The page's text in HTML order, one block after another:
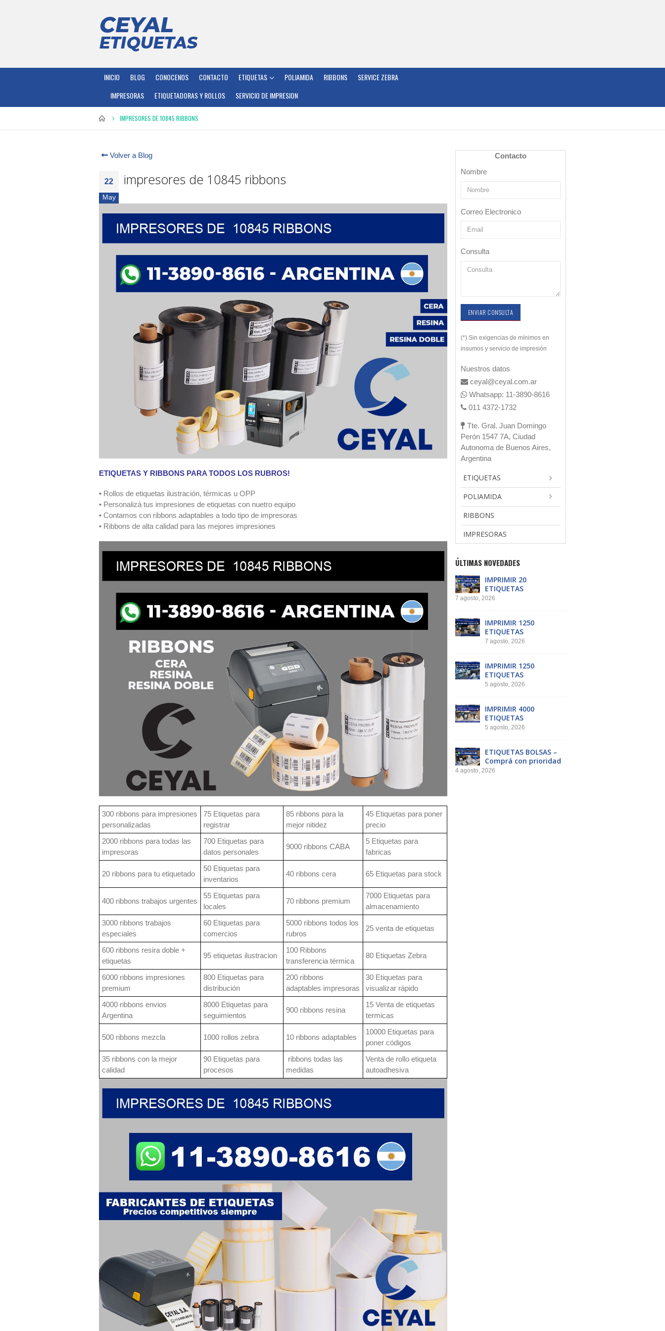
INICIO BLOG CONOCENOS CONTACTO ETIQUETAS POLIAMIDA RIBBONS
SERVICE ZEBRA
IMPRESORAS
ETIQUETADORAS Y ROLLOS SERVICIO DE IMPRESION
IMPRESORES DE 10845 RIBBONS
Volver a Blog
22
May
impresores de 10845 ribbons
ETIQUETAS Y RIBBONS PARA TODOS LOS RUBROS!
• Rollos de etiquetas ilustración, térmicas u OPP
• Personalizá tus impresiones de etiquetas con nuetro equipo
• Contamos con ribbons adaptables a todo tipo de impresoras
• Ribbons de alta calidad para las mejores impresiones
300 ribbons para impresiones
personalizadas
75 Etiquetas para
registrar
85 ribbons para la
mejor nitidez
45 Etiquetas para poner
precio
2000 ribbons para todas las
impresoras
700 Etiquetas para
datos personales
9000 ribbons CABA
5 Etiquetas para
fabricas
20 ribbons para tu etiquetado
50 Etiquetas para
inventarios
40 ribbons cera 65 Etiquetas para stock
400 ribbons trabajos urgentes
55 Etiquetas para
locales
70 ribbons premium
7000 Etiquetas para
almacenamiento
3000 ribbons trabajos
especiales
60 Etiquetas para
comercios
5000 ribbons todos los
rubros
25 venta de etiquetas
600 ribbons resira doble +
etiquetas
95 etiquetas ilustracion
100 Ribbons
transferencia térmica
80 Etiquetas Zebra
6000 ribbons impresiones
premium
800 Etiquetas para
distribución
200 ribbons
adaptables impresoras
30 Etiquetas para
visualizar rápido
4000 ribbons envios
Argentina
8000 Etiquetas para
seguimientos
900 ribbons resina
15 Venta de etiquetas
termicas
500 ribbons mezcla 1000 rollos zebra 10 ribbons adaptables
10000 Etiquetas para
poner códigos
35 ribbons con la mejor
calidad
90 Etiquetas para
procesos
ribbons todas las
medidas
Venta de rollo etiqueta
autoadhesiva
Contacto
Nombre
Correo Electronico
Consulta
ENVIAR CONSULTA
(*) Sin exigencias de mínimos en
insumos y servicio de impresión
Nuestros datos
ceyal@ceyal.com.ar
Whatsapp: 11-3890-8616
011 4372-1732
Tte. Gral. Juan Domingo
Perón 1547 7A, Ciudad
Autonoma de Buenos Aires,
Argentina
ETIQUETAS
POLIAMIDA
RIBBONS
IMPRESORAS
ÚLTIMAS NOVEDADES
IMPRIMIR 20
ETIQUETAS
7 agosto, 2026
IMPRIMIR 1250
ETIQUETAS
7 agosto, 2026
IMPRIMIR 1250
ETIQUETAS
5 agosto, 2026
IMPRIMIR 4000
ETIQUETAS
5 agosto, 2026
ETIQUETAS BOLSAS –
Comprá con prioridad
4 agosto, 2026